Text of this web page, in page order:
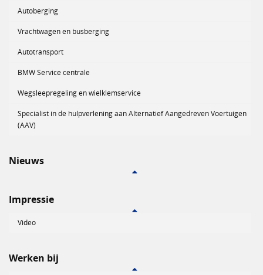
Autoberging
Vrachtwagen en busberging
Autotransport
BMW Service centrale
Wegsleepregeling en wielklemservice
Specialist in de hulpverlening aan Alternatief Aangedreven Voertuigen
(AAV)
Nieuws
Impressie
Video
Werken bij